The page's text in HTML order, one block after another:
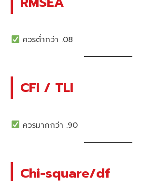
ควรต่ำกว่า .08
CFI / TLI
ควรมากกว่า .90
Chi-square/df